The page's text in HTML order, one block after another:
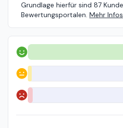
Grundlage hierfür sind 87
Bewertungsportalen. Mehr Infos
Positiv
Neutral
Negativ